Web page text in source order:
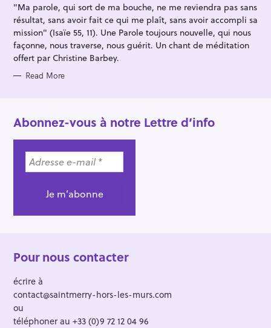
E
"Ma parole, qui sort de ma bouche, ne me reviendra pas sans
résultat, sans avoir fait ce qui me plaît, sans avoir accompli sa
mission" (Isaïe 55, 11). Une Parole toujours nouvelle, qui nous
façonne, nous traverse, nous guérit. Un chant de méditation
offert par Christine Barbey.
Read More
Abonnez-vous à notre Lettre d’info
Pour nous contacter
écrire à
contact@saintmerry-hors-les-murs.com
ou
téléphoner au +33 (0)9 72 12 04 96